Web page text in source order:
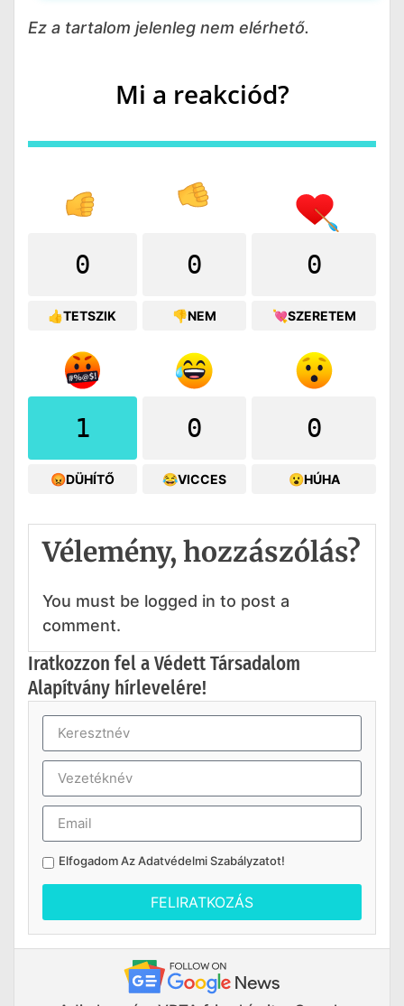
Ez a tartalom jelenleg nem elérhető.
Mi a reakciód?
0
👍TETSZIK
0
👎NEM
0
💘SZERETEM
1
😡DÜHÍTŐ
0
😂VICCES
0
😮HÚHA
Vélemény, hozzászólás?
You must be logged in to post a
comment.
Iratkozzon fel a Védett Társadalom
Alapítvány hírlevelére!
Elfogadom AzAdatvédelmi Szabályzatot!
FELIRATKOZÁS